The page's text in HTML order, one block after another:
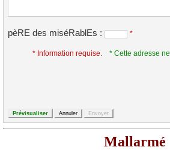
pèRE des miséRablEs : *
* Information requise.
* Cette adresse
Mallarmé